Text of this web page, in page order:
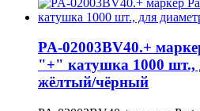
PA-02003BV40.+
"+" катушка 1000 шт.,
жёлтый/чёрный